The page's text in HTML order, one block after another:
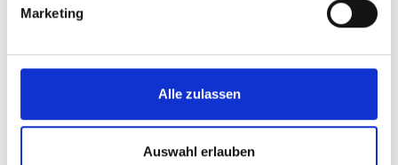
Marketing
Alle zulassen
Auswahl erlauben